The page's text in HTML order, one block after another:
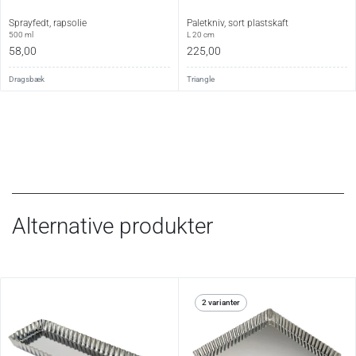
Sprayfedt, rapsolie
500 ml
58,00
Dragsbæk
Paletkniv, sort plastskaft
L 20 cm
225,00
Triangle
Alternative produkter
2 varianter